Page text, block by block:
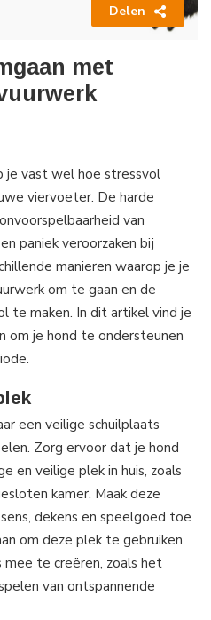
Delen
met
je vast wel hoe stressvol
viervoeter. De harde
van
paniek veroorzaken bij
manieren waarop je je
om te gaan en de
te maken. In dit artikel vind je
om je hond te ondersteunen
een veilige schuilplaats
Zorg ervoor dat je hond
en veilige plek in huis, zoals
kamer. Maak deze
dekens en speelgoed toe
om deze plek te gebruiken
te creëren, zoals het
van ontspannende